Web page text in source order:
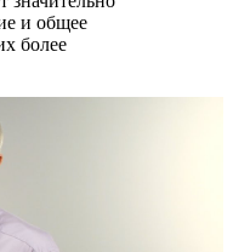
и общее
более